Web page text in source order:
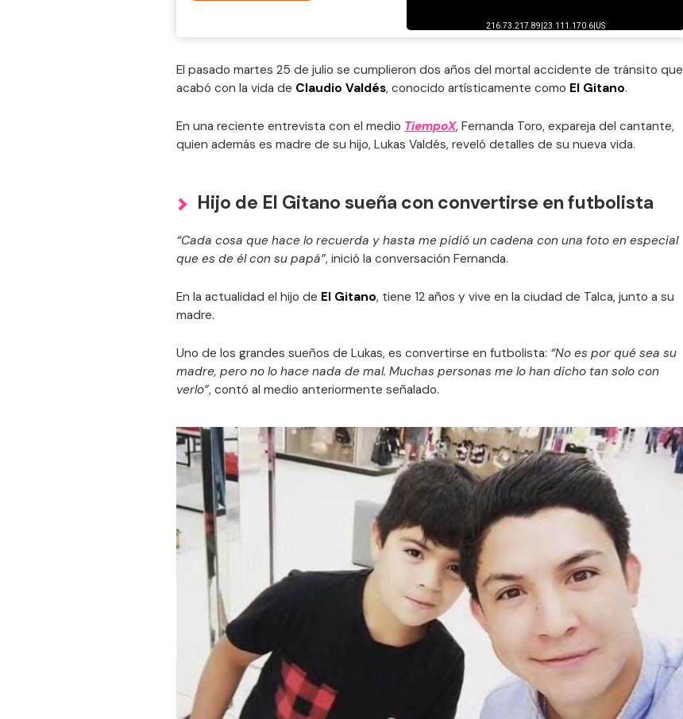
El pasado martes 25 de julio se cumplieron dos años del mortal accidente de tránsito que
acabó con la vida de Claudio Valdés, conocido artísticamente como El Gitano.
En una reciente entrevista con el medio TiempoX, Fernanda Toro, expareja del cantante,
quien además es madre de su hijo, Lukas Valdés, reveló detalles de su nueva vida.
Hijo de El Gitano sueña con convertirse en futbolista
“Cada cosa que hace lo recuerda y hasta me pidió un cadena con una foto en especial
que es de él con su papá”, inició la conversación Fernanda.
En la actualidad el hijo de El Gitano, tiene 12 años y vive en la ciudad de Talca, junto a su
madre.
Uno de los grandes sueños de Lukas, es convertirse en futbolista: “No es por qué sea su
madre, pero no lo hace nada de mal. Muchas personas me lo han dicho tan solo con
verlo”, contó al medio anteriormente señalado.